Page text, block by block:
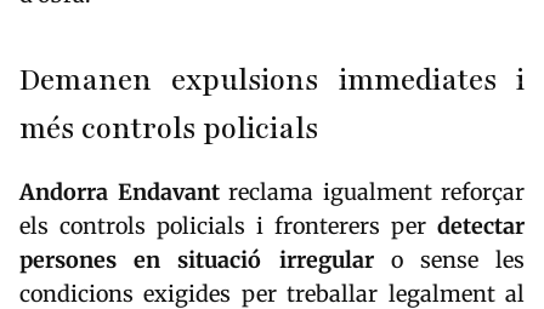
Demanen expulsions immediates i
més controls policials
Andorra Endavantreclama igualment reforçar
els controls policials i fronterers per detectar
persones en situació irregularo sense les
condicions exigides per treballar legalment al